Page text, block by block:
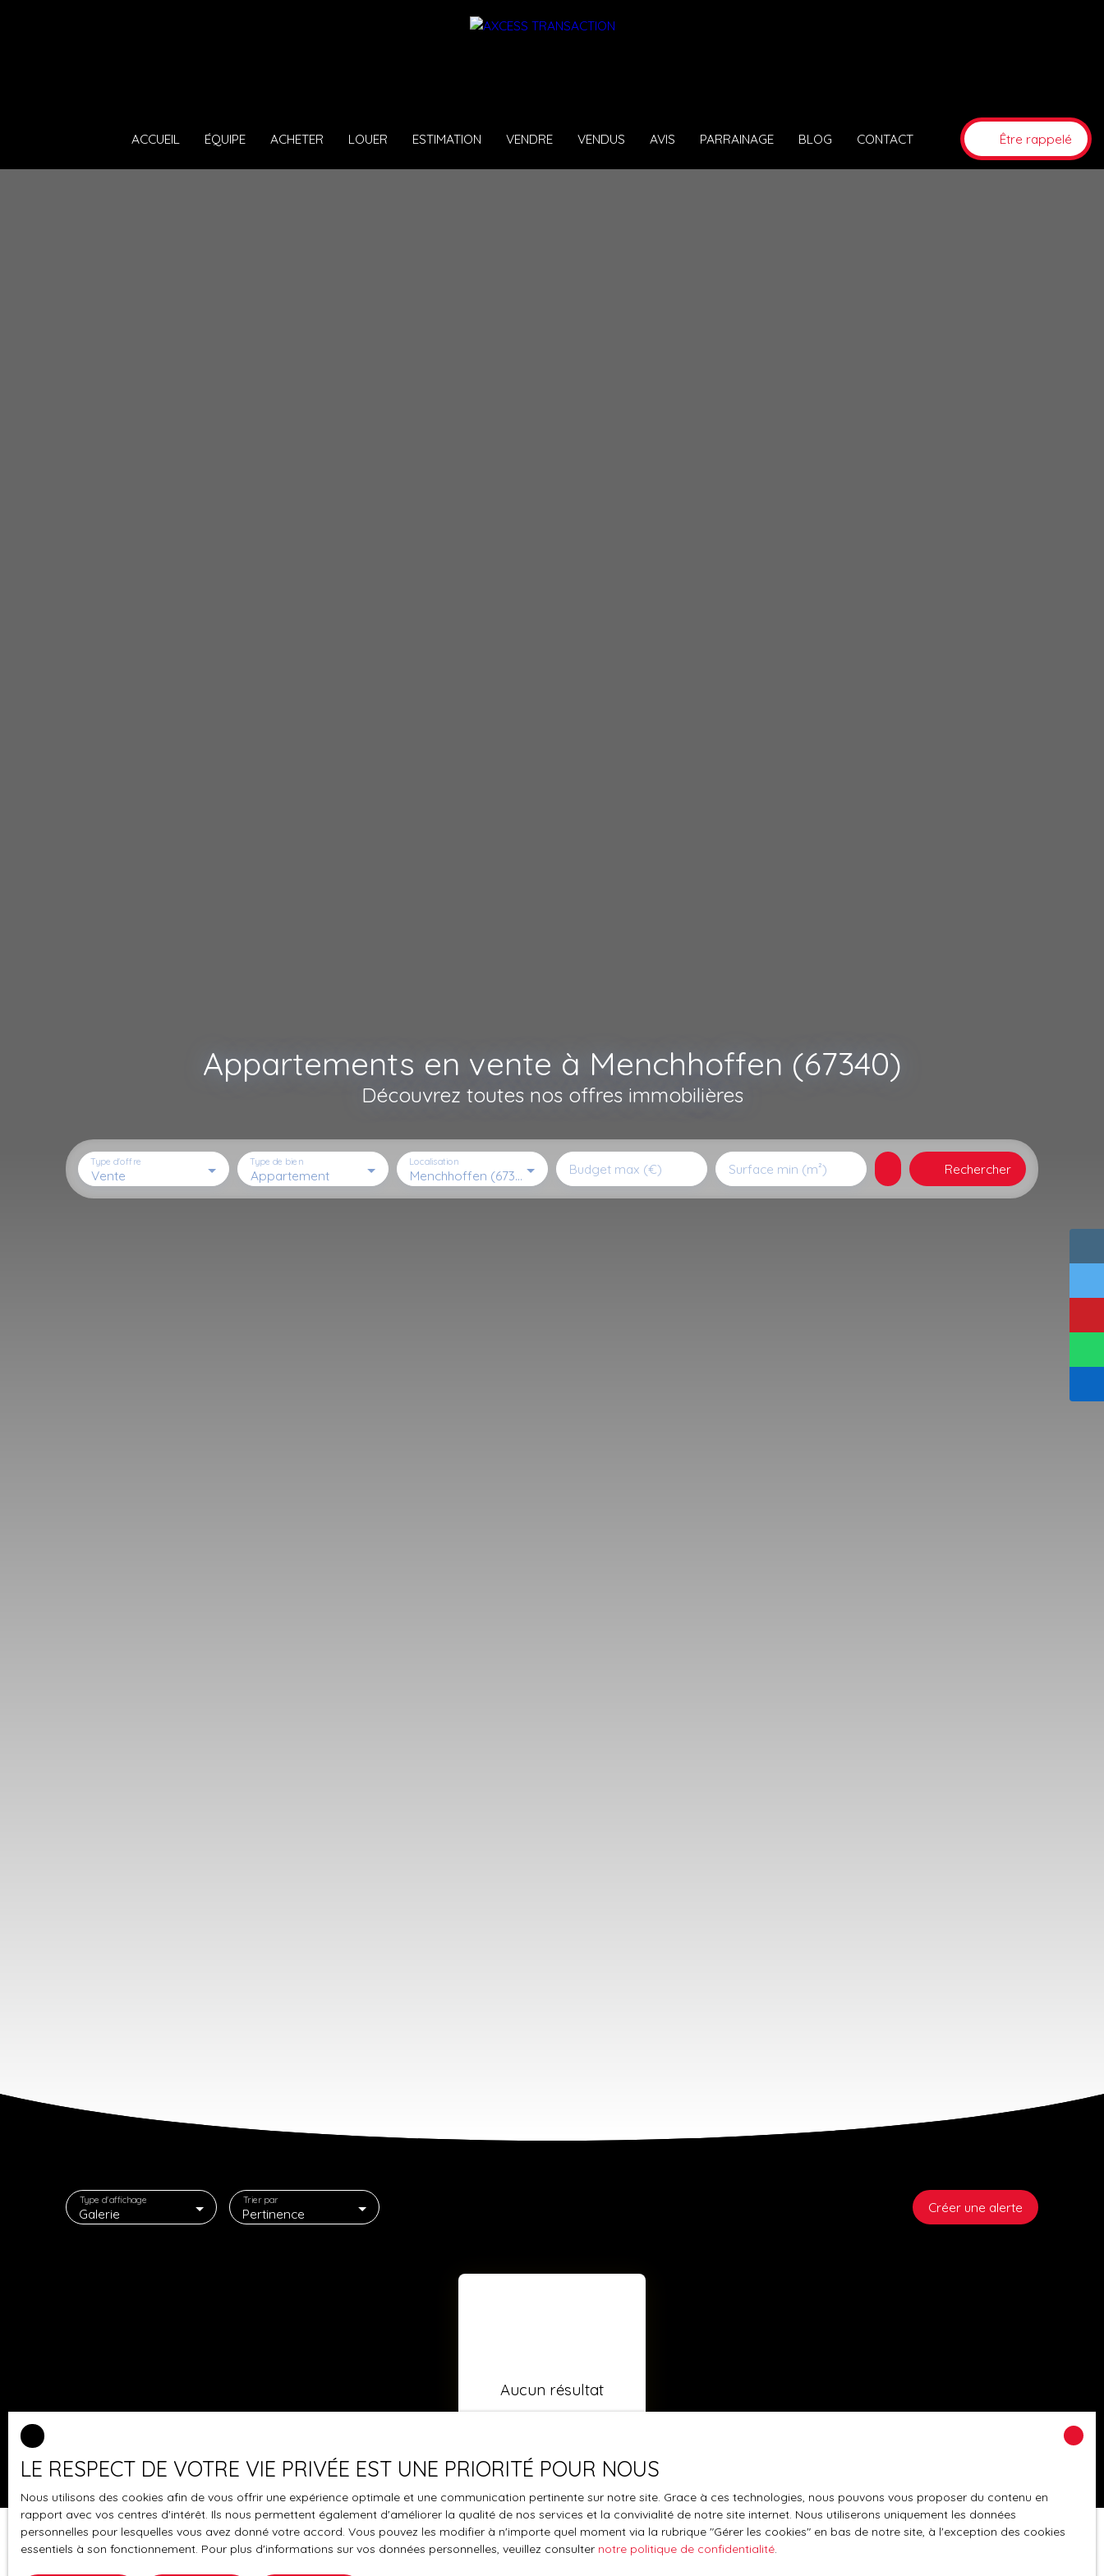
ACCUEIL ÉQUIPE ACHETER LOUER ESTIMATION VENDRE VENDUS AVIS PARRAINAGE BLOG CONTACT Être rappelé
Appartements en vente à Menchhoffen (67340)
Découvrez toutes nos offres immobilières
Vente
Type d'offre
Appartement
Type de bien
Menchhoffen (67340)
Localisation Budget max (€) Surface min (m²) Rechercher
Galerie
Type d'affichage
Pertinence
Trier par Créer une alerte
Aucun résultat
LE RESPECT DE VOTRE VIE PRIVÉE EST UNE PRIORITÉ POUR NOUS
Nous utilisons des cookies afin de vous offrir une expérience optimale et une communication pertinente sur notre site. Grace à ces technologies, nous pouvons vous proposer du contenu en
rapport avec vos centres d'intérêt. Ils nous permettent également d'améliorer la qualité de nos services et la convivialité de notre site internet. Nous utiliserons uniquement les données
personnelles pour lesquelles vous avez donné votre accord. Vous pouvez les modifier à n'importe quel moment via la rubrique ″Gérer les cookies″ en bas de notre site, à l'exception des cookies
essentiels à son fonctionnement. Pour plus d'informations sur vos données personnelles, veuillez consulter notre politique de confidentialité.